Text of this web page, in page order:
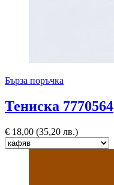
Бърза поръчка
Тениска 7770564
€ 18,00 (35,20 лв.)